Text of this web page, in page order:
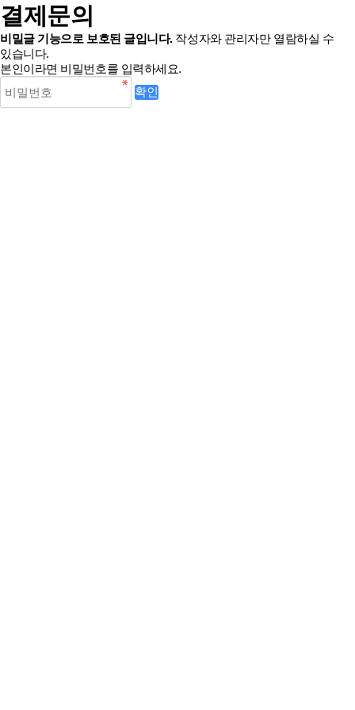
결제문의
비밀글 기능으로 보호된 글입니다.작성자와 관리자만 열람하실 수
있습니다.
본인이라면 비밀번호를 입력하세요.